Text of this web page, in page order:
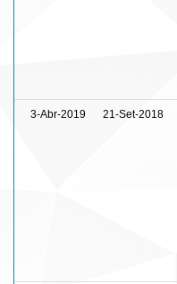
3-Abr-2019 21-Set-2018